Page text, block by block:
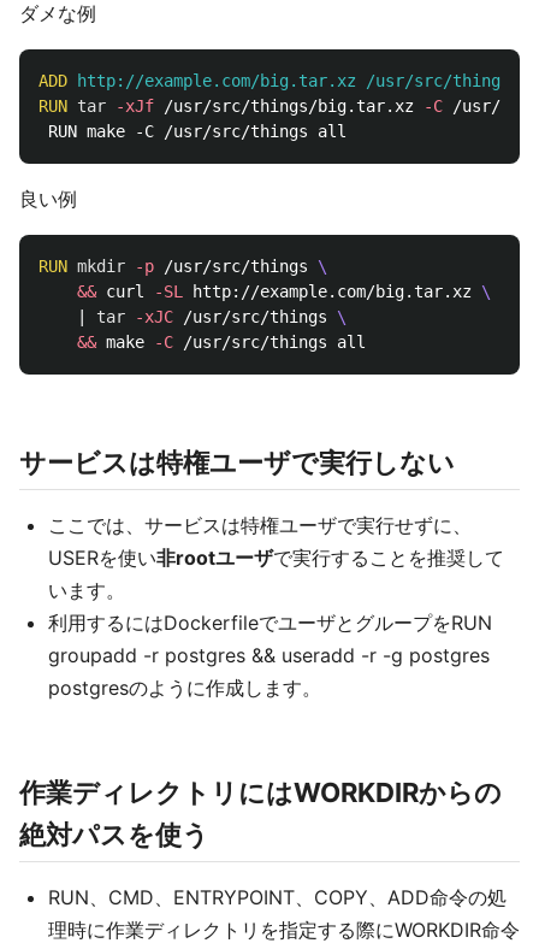
ダメな例
ADD http://example.com/big.tar.xz /usr/src/things/
RUN tar -xJf /usr/src/things/big.tar.xz -C /usr/
良い例
RUN mkdir -p /usr/src/things
&& curl -SL http://example.com/big.tar.xz
tar -xJC /usr/src/things
&& make -C
サービスは特権ユーザで実行しない
ここでは、サービスは特権ユーザで実行せずに、
USERを使い非rootユーザで実行することを推奨して
います。
利用するにはDockerfileでユーザとグループをRUN
groupadd -r postgres && useradd -r -g postgres
postgresのように作成します。
作業ディレクトリにはWORKDIRからの
絶対パスを使う
RUN、CMD、ENTRYPOINT、COPY、ADD命令の処
理時に作業ディレクトリを指定する際にWORKDIR命令